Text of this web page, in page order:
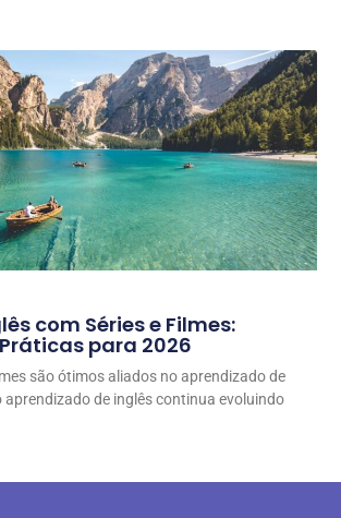
com Séries e Filmes:
para 2026
são ótimos aliados no aprendizado de
aprendizado de inglês continua evoluindo